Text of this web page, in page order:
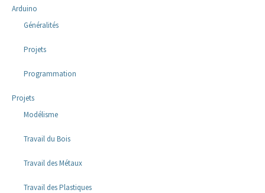
Arduino
Généralités
Projets
Programmation
Projets
Modélisme
Travail du Bois
Travail des Métaux
Travail des Plastiques